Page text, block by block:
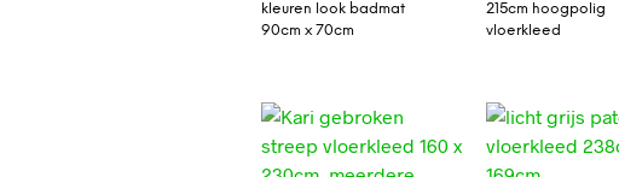
kleuren look badmat
90cm x 70cm
215cm hoogpolig
vloerkleed